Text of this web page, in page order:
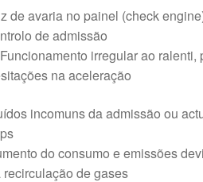
de avaria no painel (check
de admissão
irregular ao ralenti,
na aceleração
incomuns da admissão ou
do consumo e emissões
recirculação de gases